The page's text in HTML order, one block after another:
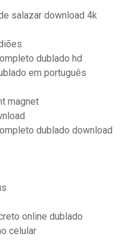
salazar download 4k
dublado hd
em português
magnet
dublado download
online dublado
celular